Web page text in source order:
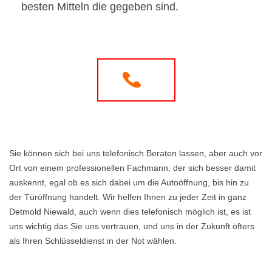
besten Mitteln die gegeben sind.
Sie können sich bei uns telefonisch Beraten lassen, aber auch vor
Ort von einem professionellen Fachmann, der sich besser damit
auskennt, egal ob es sich dabei um die Autoöffnung, bis hin zu
der Türöffnung handelt. Wir helfen Ihnen zu jeder Zeit in ganz
Detmold Niewald, auch wenn dies telefonisch möglich ist, es ist
uns wichtig das Sie uns vertrauen, und uns in der Zukunft öfters
als Ihren Schlüsseldienst in der Not wählen.